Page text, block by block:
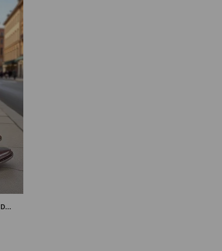
Kahve Hakiki Deri ve Süet İşleme Detaylı Western Çizme